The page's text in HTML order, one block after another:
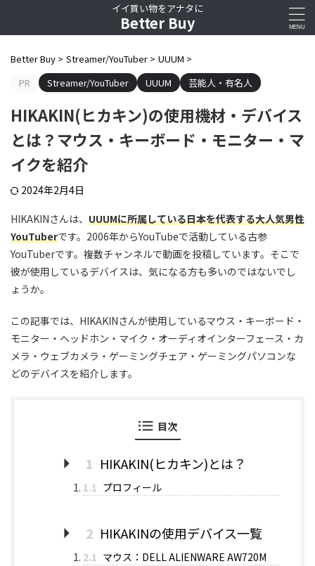
イイ買い物をアナタに
Better Buy
Better Buy > Streamer/YouTuber > UUUM >
PR
Streamer/YouTuber UUUM 芸能人・有名人
HIKAKIN(ヒカキン)の使用機材・デバイス
とは？マウス・キーボード・モニター・マ
イクを紹介
2024年2月4日
HIKAKINさんは、 UUUMに所属している日本を代表する大人気男性
YouTuberです。2006年からYouTubeで活動している古参
YouTuberです。複数チャンネルで動画を投稿しています。そこで
彼が使用しているデバイスは、気になる方も多いのではないでし
ょうか。
この記事では、HIKAKINさんが使用しているマウス・キーボード・
モニター・ヘッドホン・マイク・オーディオインターフェース・カ
メラ・ウェブカメラ・ゲーミングチェア・ゲーミングパソコンな
どのデバイスを紹介します。
目次
1 HIKAKIN(ヒカキン)とは？
1.1 プロフィール
2 HIKAKINの使用デバイス一覧
2.1 マウス：DELL ALIENWARE AW720M